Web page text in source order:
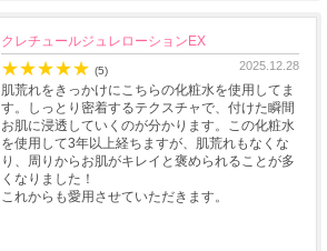
クレチュールジュレローションEX
★★★★★ (5) 2025.12.28
肌荒れをきっかけにこちらの化粧水を使用してま
す。しっとり密着するテクスチャで、付けた瞬間
お肌に浸透していくのが分かります。この化粧水
を使用して3年以上経ちますが、肌荒れもなくな
り、周りからお肌がキレイと褒められることが多
くなりました！
これからも愛用させていただきます。